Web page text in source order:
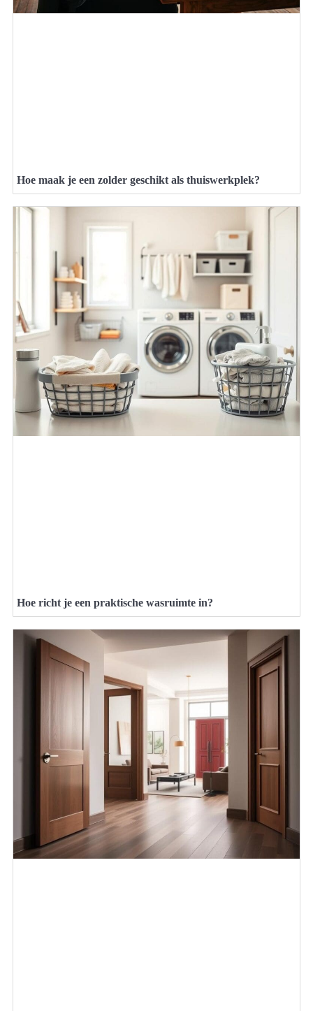
Hoe maak je een zolder geschikt als thuiswerkplek?
Hoe richt je een praktische wasruimte in?